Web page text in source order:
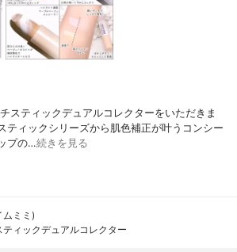
スティックデュアルコレクターをいただきま
ティックシリーズから肌色補正が叶うコンシー
プの…続きを見る
ムミミ)
ティックデュアルコレクター